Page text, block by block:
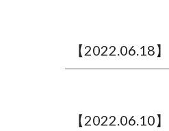
【2022.06.18
【2022.06.10